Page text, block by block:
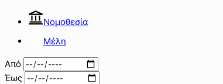
Νομοθεσία
Μέλη
Από
Έως